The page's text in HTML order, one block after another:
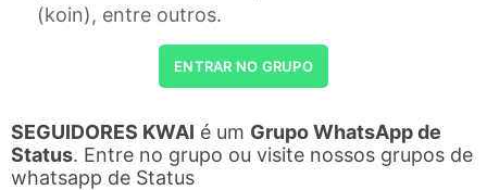
(koin), entre outros.
ENTRAR NO GRUPO
SEGUIDORES KWAI é um Grupo WhatsApp de
Status. Entre no grupo ou visite nossos grupos de
whatsapp de Status